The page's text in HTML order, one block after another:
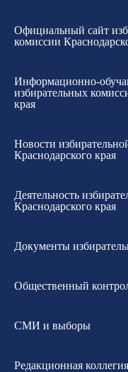
Официальный сайт
комиссии
Информационно-
избирательных
края
Новости
Краснодарского края
Деятельность
Краснодарского края
Документы
Общественный
СМИ и выборы
Редакционная